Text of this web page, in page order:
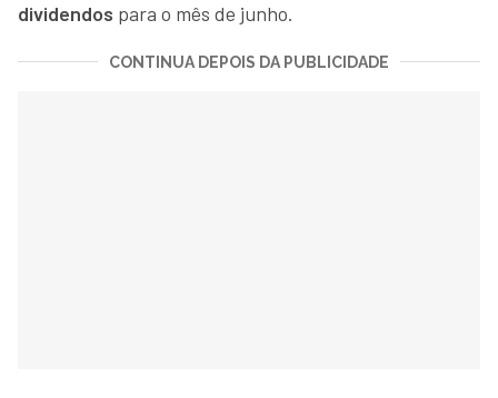
dividendos para o mês de junho.
CONTINUA DEPOIS DA PUBLICIDADE